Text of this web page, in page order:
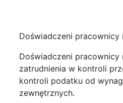
Doświadczeni pracownicy
Doświadczeni pracownicy
zatrudnienia w kontroli
kontroli podatku od
zewnętrznych.